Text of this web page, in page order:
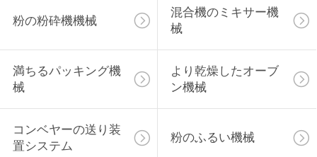
ニ
ュ
ー
ス
粉の粉砕機機械
混合機のミキサー機
械
満ちるパッキング機
械
より乾燥したオーブ
ン機械
コンベヤーの送り装
置システム
粉のふるい機械